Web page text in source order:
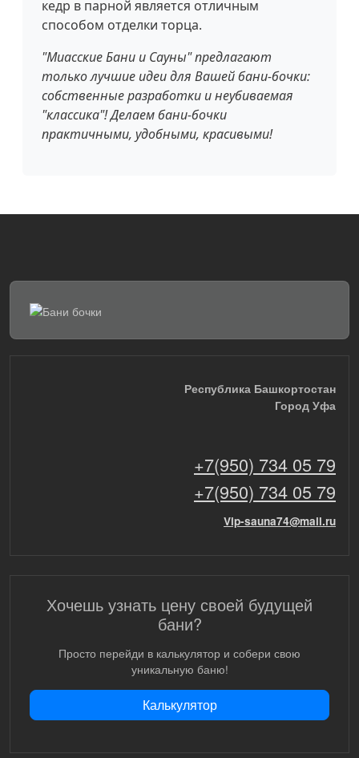
кедр в парной является отличным
способом отделки торца.
"Миасские Бани и Сауны" предлагают
только лучшие идеи для Вашей бани-бочки:
собственные разработки и неубиваемая
"классика"! Делаем бани-бочки
практичными, удобными, красивыми!
Республика Башкортостан
Город Уфа
+7(950) 734 05 79
+7(950) 734 05 79
Vip-sauna74@mail.ru
Хочешь узнать цену своей будущей
бани?
Просто перейди в калькулятор и собери свою
уникальную баню!
Калькулятор